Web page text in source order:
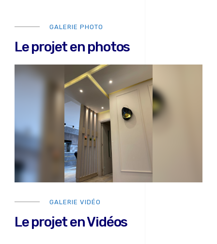
GALERIE PHOTO
Le projet en photos
GALERIE VIDÉO
Le projet en Vidéos